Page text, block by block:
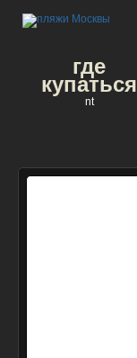
где
купаться
nt